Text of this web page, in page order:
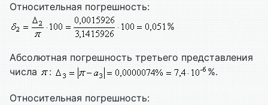
Относительная погрешность:
%
Абсолютная погрешность третьего представления
числа
: %.
Относительная погрешность: